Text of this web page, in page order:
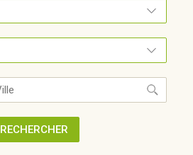
RECHERCHER